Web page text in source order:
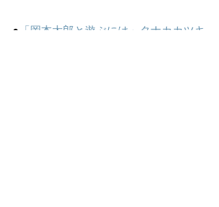
● 「岡本太郎と遊ぶには」タナカカツキ